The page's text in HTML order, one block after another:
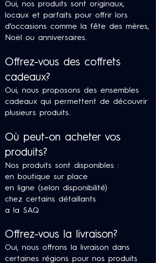
Oui, nos produits sont originaux,
locaux et parfaits pour offrir lors
d’occasions comme la fête des mères,
Noël ou anniversaires.
Offrez-vous des coffrets
cadeaux?
Oui, nous proposons des ensembles
cadeaux qui permettent de découvrir
plusieurs produits.
Où peut-on acheter vos
produits?
Nos produits sont disponibles :
en boutique sur place
en ligne (selon disponibilité)
chez certains détaillants
a la SAQ
Offrez-vous la livraison?
Oui, nous offrons la livraison dans
certaines régions pour nos produits